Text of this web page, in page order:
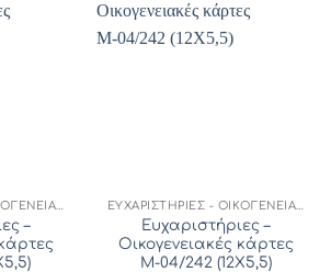
ΕΥΧΑΡΙΣΤΉΡΙΕΣ - ΟΙΚΟΓΕΝΕΙΑΚΈΣ ΚΆΡΤΕΣ
–
ΕΥΧΑΡΙΣΤΉΡΙΕΣ - ΟΙΚΟΓΕΝΕΙΑΚΈΣ ΚΆΡΤΕΣ
Ευχαριστήριες –
Οικογενειακές κάρτες
Μ-04/242 (12Χ5,5)